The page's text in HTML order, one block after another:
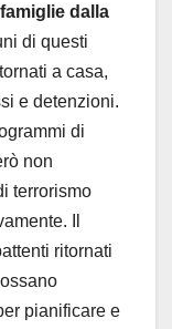
dalla
di questi
a casa,
e detenzioni.
di
non
terrorismo
Il
ritornati
pianificare e